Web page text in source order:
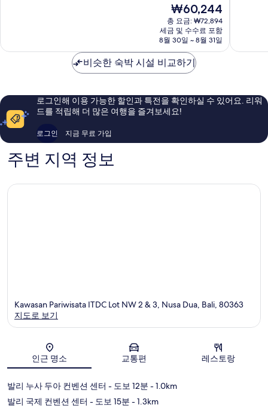
타
좋
용
기
298
현
재
요
금
₩60,244
₩60,244
총 요금: ₩72,894
세금 및 수수료 포함
8월 30일 ~ 8월 31일
중
매
요,
이
비슷한 숙박 시설 비교하기
로그인해 이용 가능한 할인과 특전을 확인하실 수 있어요. 리워
드를 적립해 더 많은 여행을 즐겨보세요!
로그인 지금 무료 가입
주변 지역 정보
지도
Kawasan Pariwisata ITDC Lot NW 2 & 3, Nusa Dua, Bali, 80363
지도로 보기
인근 명소 교통편 레스토랑
발리 누사 두아 컨벤션 센터 - 도보 12분 - 1.0km
발리 국제 컨벤션 센터 - 도보 15분 - 1.3km